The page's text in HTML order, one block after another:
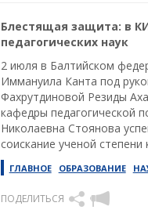
Блестящая защита: в
педагогических наук
2 июля в Балтийском
Иммануила Канта под
Фахрутдиновой Резиды
кафедры педагогической
Николаевна Стоянова
соискание ученой степени
ГЛАВНОЕ ОБРАЗОВАНИЕ
ПОДЕЛИТЬСЯ